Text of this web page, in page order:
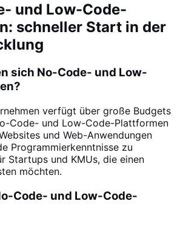
und Low-Code-
schneller Start in der
sich No-Code- und Low-
verfügt über große Budgets
Code- und Low-Code-Plattformen
und Web-Anwendungen
Programmierkenntnisse zu
Startups und KMUs, die einen
möchten.
Code- und Low-Code-